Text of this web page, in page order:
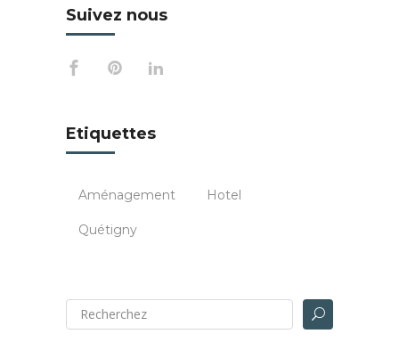
Suivez nous
Etiquettes
Aménagement Hotel
Quétigny